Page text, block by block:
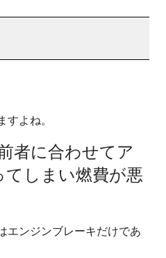
よね。
者に合わせてア
しまい燃費が悪
エンジンブレーキだけであ